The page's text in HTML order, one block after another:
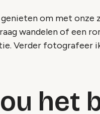
om met onze
wandelen of een
Verder fotografeer
het